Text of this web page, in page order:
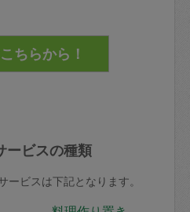
ービスの種類
ービスは下記となります。